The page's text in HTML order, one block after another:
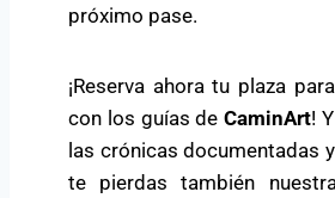
próximo pase.
¡Reserva ahora tu plaza
con los guías de CaminArt!
las crónicas documentadas
te pierdas también